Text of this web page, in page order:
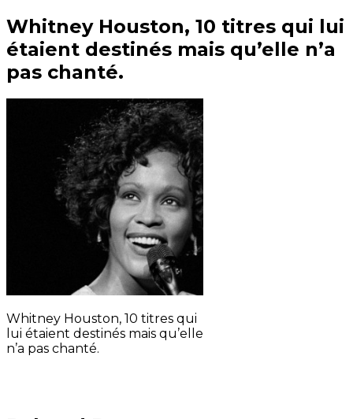
Whitney Houston, 10 titres qui lui
étaient destinés mais qu’elle n’a
pas chanté.
Whitney Houston, 10 titres qui
lui étaient destinés mais qu’elle
n’a pas chanté.